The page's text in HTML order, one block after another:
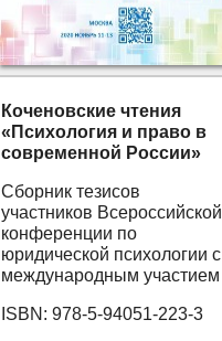
Коченовские чтения
«Психология и право в
современной России»
Сборник тезисов
участников Всероссийской
конференции по
юридической психологии с
международным участием
ISBN: 978-5-94051-223-3